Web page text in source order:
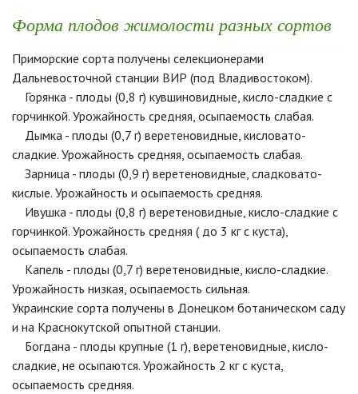
Форма плодов жимолости разных сортов
Приморские сорта получены селекционерами
Дальневосточной станции ВИР (под Владивостоком).
Горянка - плоды (0,8 г) кувшиновидные, кисло-сладкие с
горчинкой. Урожайность средняя, осыпаемость слабая.
Дымка - плоды (0,7 г) веретеновидные, кисловато-
сладкие. Урожайность средняя, осыпаемость слабая.
Зарница - плоды (0,9 г) веретеновидные, сладковато-
кислые. Урожайность и осыпаемость средняя.
Ивушка - плоды (0,8 г) веретеновидные, кисло-сладкие с
горчинкой. Урожайность средняя ( до 3 кг с куста),
осыпаемость слабая.
Капель - плоды (0,7 г) веретеновидные, кисло-сладкие.
Урожайность низкая, осыпаемость сильная.
Украинские сорта получены в Донецком ботаническом саду
и на Краснокутской опытной станции.
Богдана - плоды крупные (1 г), веретеновидные, кисло-
сладкие, не осыпаются. Урожайность 2 кг с куста,
осыпаемость средняя.